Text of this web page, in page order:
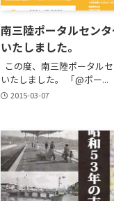
南三陸ポータルセン
いたしました。
この度、南三陸ポータル
いたしました。 「@ポー...
2015-03-07